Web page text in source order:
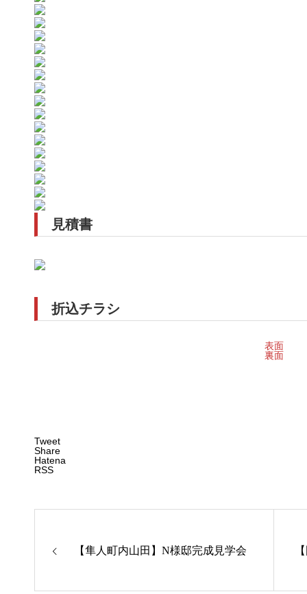
見積書
折込チラシ
表面
裏面
Tweet
Share
Hatena
RSS
【隼人町内山田】N様邸完成見学会